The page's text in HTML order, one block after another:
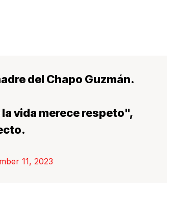
del Chapo Guzmán.
vida merece respeto",
11, 2023